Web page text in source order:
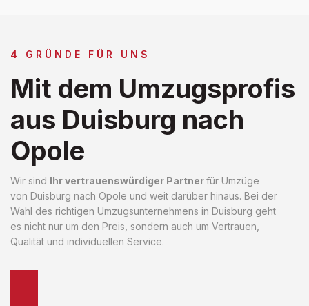
4 GRÜNDE FÜR UNS
Mit dem Umzugsprofis
aus Duisburg nach
Opole
Wir sind Ihr vertrauenswürdiger Partnerfür Umzüge
von Duisburg nach Opole und weit darüber hinaus. Bei der
Wahl des richtigen Umzugsunternehmens in Duisburg geht
es nicht nur um den Preis, sondern auch um Vertrauen,
Qualität und individuellen Service.